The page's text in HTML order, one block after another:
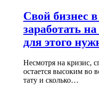
Свой бизнес
заработать
для этого
Несмотря на кризис,
остается высоким во
тату и сколько…